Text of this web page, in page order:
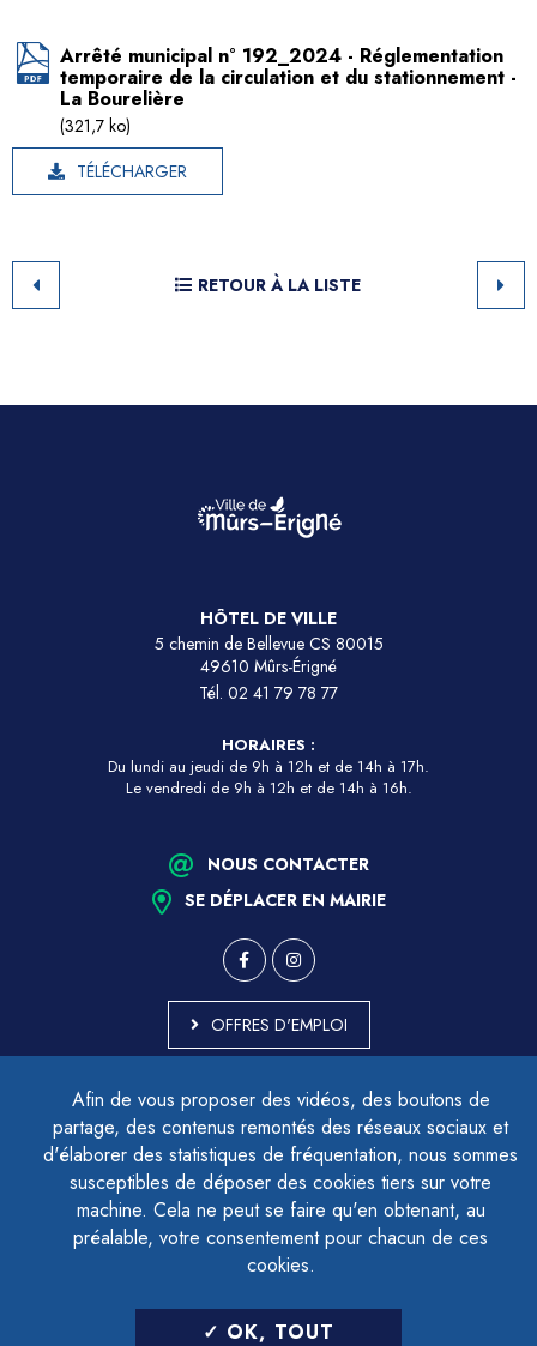
Afin de vous proposer des vidéos, des boutons de
partage, des contenus remontés des réseaux sociaux et
d'élaborer des statistiques de fréquentation, nous sommes
susceptibles de déposer des cookies tiers sur votre
machine. Cela ne peut se faire qu'en obtenant, au
préalable, votre consentement pour chacun de ces
cookies.
OK, TOUT
Arrêté municipal n° 192_2024 - Réglementation
temporaire de la circulation et du stationnement -
La Bourelière
(321,7 ko)
TÉLÉCHARGER
RETOUR À LA LISTE
HÔTEL DE VILLE
5 chemin de Bellevue CS 80015
49610 Mûrs-Érigné
Tél. 02 41 79 78 77
HORAIRES :
Du lundi au jeudi de 9h à 12h et de 14h à 17h.
Le vendredi de 9h à 12h et de 14h à 16h.
NOUS CONTACTER
SE DÉPLACER EN MAIRIE
OFFRES D'EMPLOI
ACCESSIBILITÉ - PARTIELLEMENT CONFORME
PLAN DU SITE
MENTIONS LÉGALES
CONTACTER LE DÉLÉGUÉ À LA PROTECTION DES DONNÉES
GESTION DES COOKIES
LETTRE D'INFORMATION